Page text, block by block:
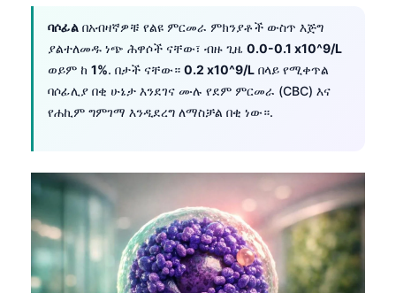
ባሶፊል በአብዛኛዎቹ የልዩ ምርመራ ምክንያቶች ውስጥ እጅግ
ያልተለመዱ ነጭ ሕዋሶች ናቸው፣ ብዙ ጊዜ 0.0-0.1 x10^9/L
ወይም ከ 1%. በታች ናቸው። 0.2 x10^9/L በላይ የሚቀጥል
ባሶፊሊያ በቂ ሁኔታ እንደገና ሙሉ የደም ምርመራ (CBC) እና
የሐኪም ግምገማ እንዲደረግ ለማስቻል በቂ ነው።.